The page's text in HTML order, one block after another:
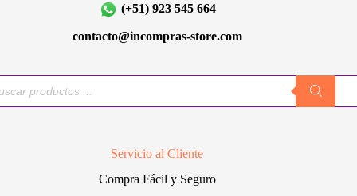
página
producto
(+51) 923 545 664
contacto@incompras-store.com
Servicio al Cliente
Compra Fácil y Seguro